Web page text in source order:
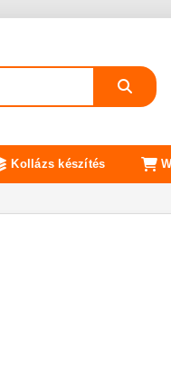
Kollázs készítés